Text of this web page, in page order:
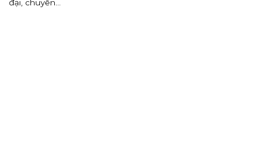
đại, chuyên...